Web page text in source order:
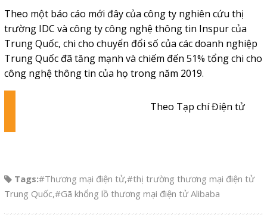
Theo một báo cáo mới đây của công ty nghiên cứu thị
trường IDC và công ty công nghệ thông tin Inspur của
Trung Quốc, chi cho chuyển đổi số của các doanh nghiệp
Trung Quốc đã tăng mạnh và chiếm đến 51% tổng chi cho
công nghệ thông tin của họ trong năm 2019.
Theo Tạp chí Điện tử
Tags:#Thương mại điện tử,#thị trường thương mại điện tử
Trung Quốc,#Gã khổng lồ thương mại điện tử Alibaba